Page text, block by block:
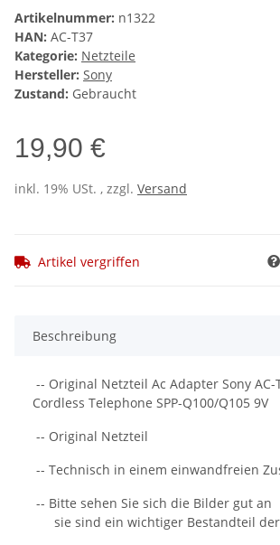
Artikelnummer: n1322
HAN: AC-T37
Kategorie: Netzteile
Hersteller: Sony
Zustand: Gebraucht
19,90 €
inkl. 19% USt. , zzgl. Versand
Artikel vergriffen
Beschreibung
-- Original Netzteil Ac Adapter Sony AC-
Cordless Telephone SPP-Q100/Q105 9V
-- Original Netzteil
-- Technisch in einem einwandfreien
-- Bitte sehen Sie sich die Bilder gut an
sie sind ein wichtiger Bestandteil der